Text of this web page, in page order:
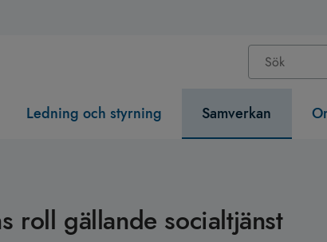
Ledning och styrning Samverkan
roll gällande socialtjänst